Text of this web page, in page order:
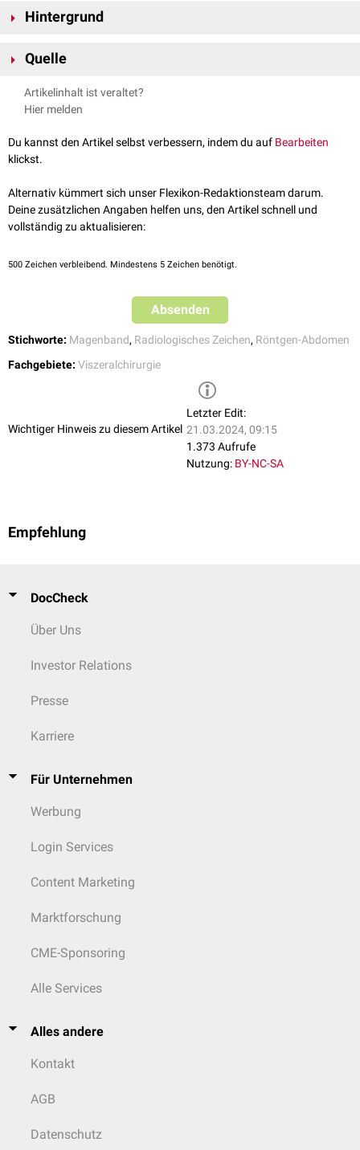
Hintergrund
kleiner Balken dar. Wenn das Magenband verrutscht, dreht es sich dabei
Quelle
Pieroni S. et al.,
The "O" sign, a simple and helpful tool in the diagnosis
of laparoscopic adjustable gastric band slippage
Artikelinhalt ist veraltet?
Hier melden
Du kannst den Artikel selbst verbessern, indem du auf Bearbeiten
klickst.
Alternativ kümmert sich unser Flexikon-Redaktionsteam darum.
Deine zusätzlichen Angaben helfen uns, den Artikel schnell und
vollständig zu aktualisieren:
500 Zeichen verbleibend. Mindestens 5 Zeichen benötigt.
Absenden
Stichworte: Magenband, Radiologisches Zeichen, Röntgen-Abdomen
Fachgebiete: Viszeralchirurgie
Wichtiger Hinweis zu diesem Artikel
Letzter Edit:
21.03.2024, 09:15
1.373 Aufrufe
Nutzung: BY-NC-SA
Empfehlung
DocCheck
Über Uns
Investor Relations
Presse
Karriere
Für Unternehmen
Werbung
Login Services
Content Marketing
Marktforschung
CME-Sponsoring
Alle Services
Alles andere
Kontakt
AGB
Datenschutz